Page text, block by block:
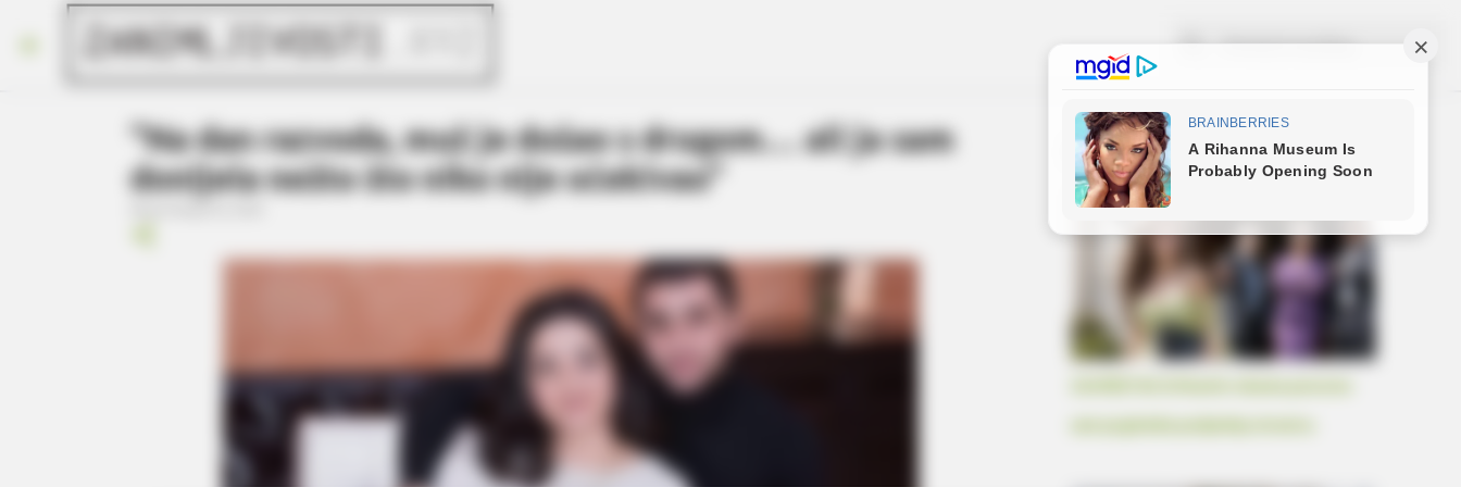
“Na dan razvoda, muž je došao s drugom… ali ja sam
donijela nešto što niko nije očekivao”
Popularno ove sedmice
The Chapel Of Sound Amphitheater - Architectural Marvels
BRAINBERRIES
Who Will Be the Next James Bond? Here's What We Know